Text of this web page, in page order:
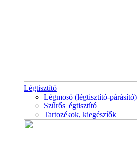
Légtisztító
Légmosó (légtisztító-párásító)
Szűrős légtisztító
Tartozékok, kiegészíők